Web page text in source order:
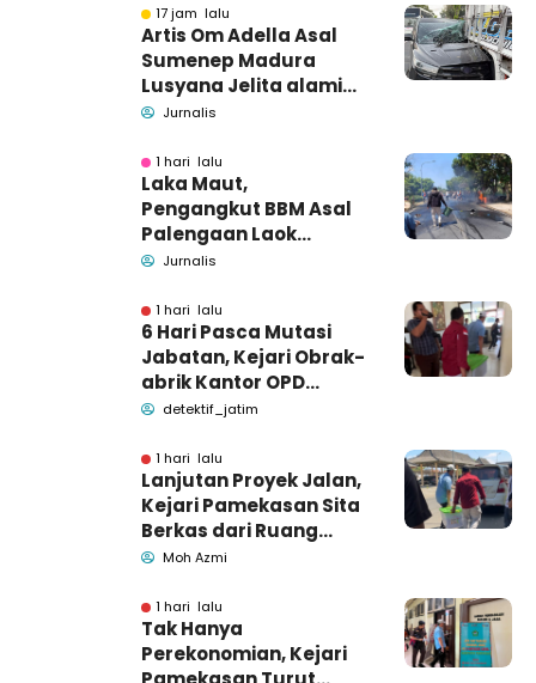
Barang Bukti
17 jam lalu
Artis Om Adella Asal
Sumenep Madura
Lusyana Jelita alami
kecelakaan di Wonogiri
Jurnalis
1 hari lalu
Laka Maut,
Pengangkut BBM Asal
Palengaan Laok
Pamekasan Meninggal
Jurnalis
1 hari lalu
6 Hari Pasca Mutasi
Jabatan, Kejari Obrak-
abrik Kantor OPD
Pemkab Pamekasan
detektif_jatim
1 hari lalu
Lanjutan Proyek Jalan,
Kejari Pamekasan Sita
Berkas dari Ruang
Pemkab Pamekasan
Moh Azmi
1 hari lalu
Tak Hanya
Perekonomian, Kejari